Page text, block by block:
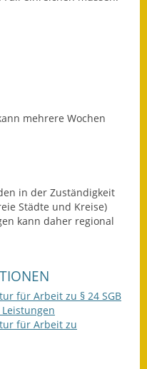
von
mehrere Wochen
in der Zuständigkeit
Städte und Kreise)
kann daher regional
für Arbeit zu § 24 SGB
für Arbeit zu